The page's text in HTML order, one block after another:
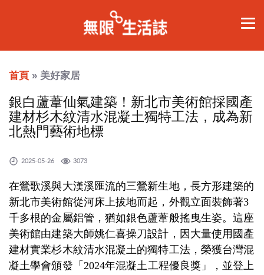
首頁 » 美好家居
銀白蘆葦仙氣建築！新北市美術館採國產
建材杉木紋清水混凝土獨特工法，成為新
北熱門藝術地標
2025-05-26 3073
在鶯歌溪與大漢溪匯流的三鶯新生地，長方形建築的
新北市美術館從河床上拔地而起，外觀立面裝飾著3
千多根的金屬鋁管，猶如銀色蘆葦般搖曳生姿。這座
美術館由建築大師姚仁喜操刀設計，因大量使用國產
建材實業杉木紋清水混凝土的獨特工法，榮獲台灣混
凝土學會頒發「2024年混凝土工程優良獎」，並登上